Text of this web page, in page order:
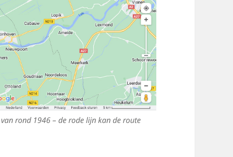
rond 1946 – de rode lijn kan de route